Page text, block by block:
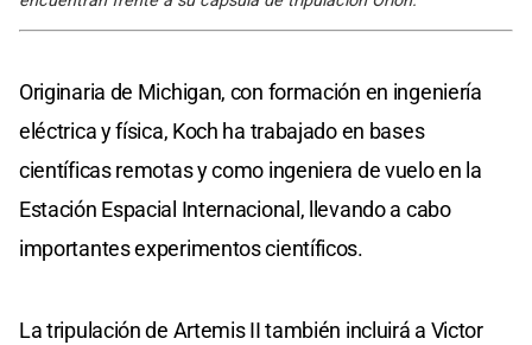
Originaria de Michigan, con formación en ingeniería
eléctrica y física, Koch ha trabajado en bases
científicas remotas y como ingeniera de vuelo en la
Estación Espacial Internacional, llevando a cabo
importantes experimentos científicos.
La tripulación de Artemis II también incluirá a Victor